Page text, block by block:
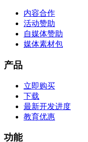
内容合作
活动赞助
自媒体赞助
媒体素材包
产品
立即购买
下载
最新开发进度
教育优惠
功能